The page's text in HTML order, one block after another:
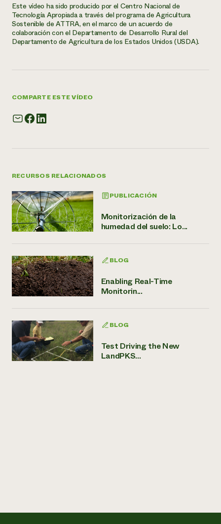
Este vídeo ha sido producido por el Centro Nacional de
Tecnología Apropiada a través del programa de Agricultura
Sostenible de ATTRA, en el marco de un acuerdo de
colaboración con el Departamento de Desarrollo Rural del
Departamento de Agricultura de los Estados Unidos (USDA).
COMPARTE ESTE VÍDEO
RECURSOS RELACIONADOS
PUBLICACIÓN
Monitorización de la
humedad del suelo: Lo...
BLOG
Enabling Real-Time
Monitorin...
BLOG
Test Driving the New
LandPKS...